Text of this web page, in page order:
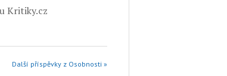
Kritiky.cz
Další příspěvky z Osobnosti »